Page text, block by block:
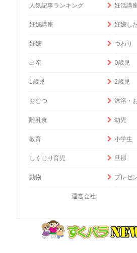
人気記事ランキング 妊活講
妊娠講座 妊娠し
妊娠 つわり
出産 0歳児
1歳児 2歳児
おむつ 沐浴・
離乳食 幼児
教育 小学生
しくじり育児 旦那
動物 プレゼ
運営会社